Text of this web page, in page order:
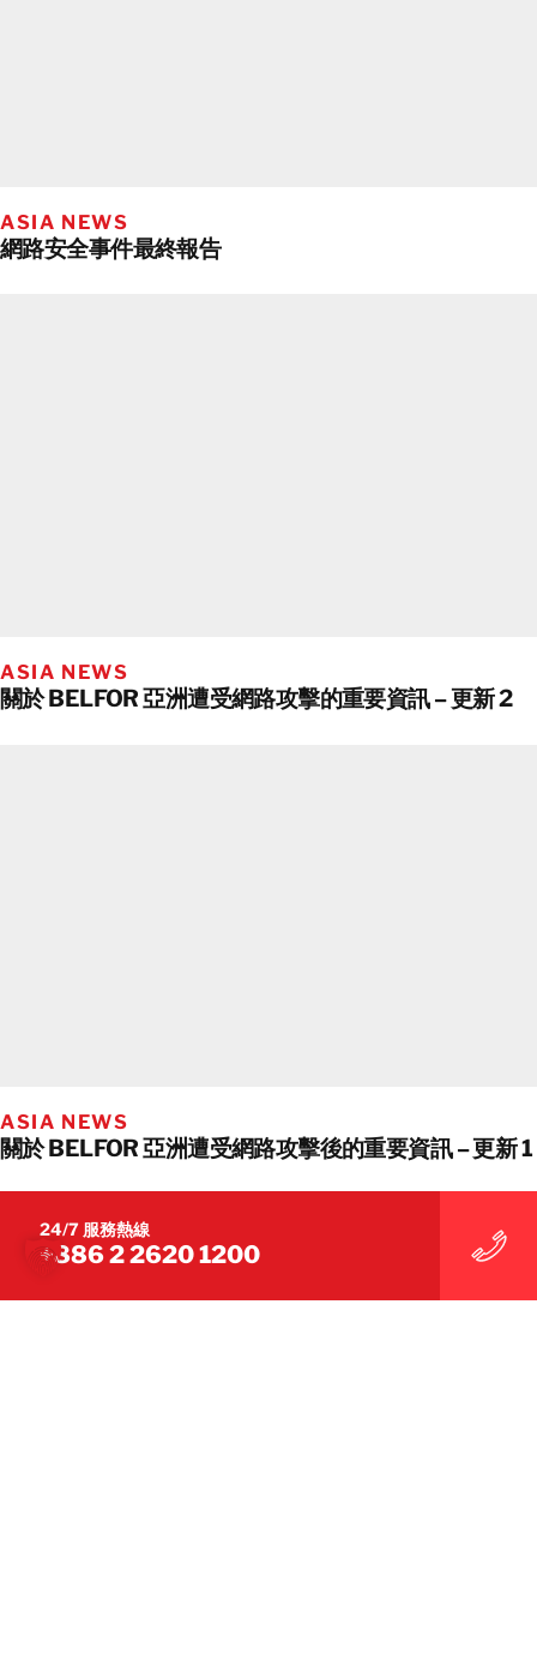
ASIA NEWS
網路安全事件最終報告
ASIA NEWS
關於 BELFOR 亞洲遭受網路攻擊的重要資訊 – 更新 2
ASIA NEWS
關於 BELFOR 亞洲遭受網路攻擊後的重要資訊 – 更新 1
24/7 服務熱線
+886 2 2620 1200